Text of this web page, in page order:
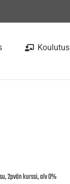
Koulutus
2pvän kurssi, alv 0%